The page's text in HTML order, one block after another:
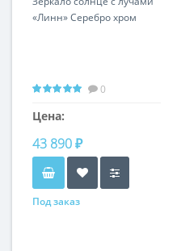
«Линн» Серебро хром
0
Цена:
43 890 ₽
Под заказ